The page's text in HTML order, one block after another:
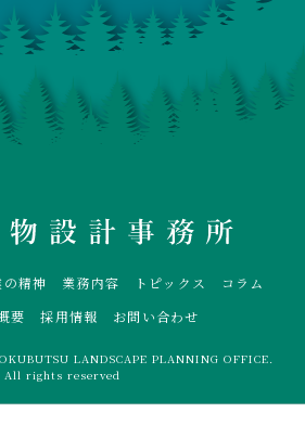
の精神 業務内容 トピックス
コラム
要
採用情報 お問い合わせ
LANDSCAPE PLANNING OFFICE.
All rights reserved